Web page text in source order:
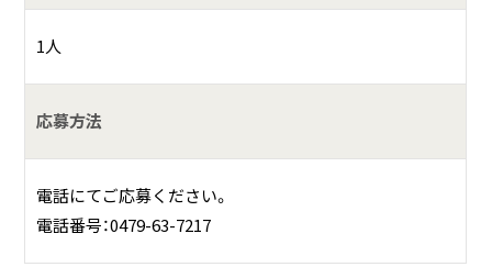
1人
応募方法
電話にてご応募ください。
電話番号：0479-63-7217